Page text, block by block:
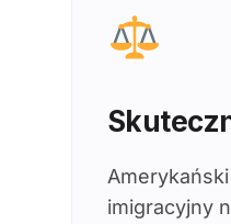
imigracyjny